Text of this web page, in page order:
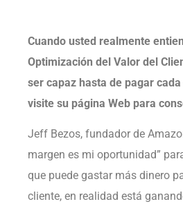
Cuando usted realmente
Optimización del Valor del
ser capaz hasta de pagar
visite su página Web para
Jeff Bezos, fundador de
margen es mi oportunidad”
que puede gastar más dinero
cliente, en realidad está